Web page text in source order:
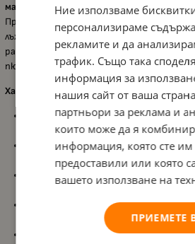
малки деца, които се учат да се хранят
Практичната опаковка позволява
лъжица, което прави продукта идеален
разходка, пътуване или игра.
пюрето предлага естествен вкус и
Характеристики:
Подходящо за деца над 4 месеца ,
захранване;
100% био плодове – ябълка, ягода и
естествен вкус и хранителна
, с нежна
Без добавена захар, съдържа само
захари от плодовете;
Без подсладители и концентриран
Ние използваме
персонализираме
рекламите и да
трафик. Също така
информация за
нашия сайт от ваша
партньори за реклама и
които може да я
информация, която сте им
предоставили или която
вашето използване на
ПРИЕМЕТЕ